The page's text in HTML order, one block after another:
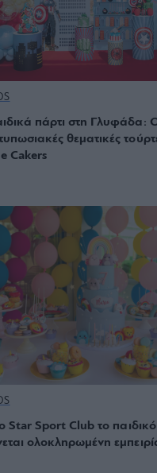
πάρτι στη Γλυφάδα:
θεματικές
Cakers
Star Sport Club το παιδικό
ολοκληρωμένη